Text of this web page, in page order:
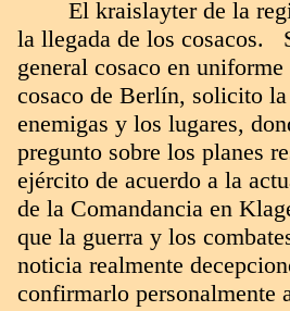
El kraislayter de la
la llegada de los cosacos.
general cosaco en
cosaco de Berlín, solicito
enemigas y los lugares,
pregunto sobre los planes
ejército de acuerdo a la
de la Comandancia en
que la guerra y los
noticia realmente
confirmarlo personalmente